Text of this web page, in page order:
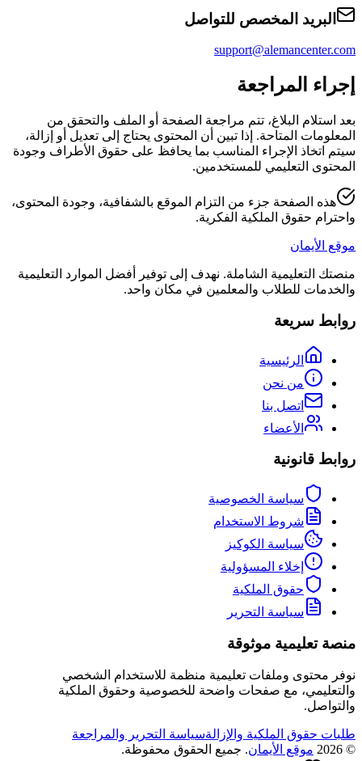
البريد المخصص للتواصل
support@alemancenter.com
إجراء المراجعة
بعد استلام البلاغ، تتم مراجعة الصفحة أو الملف والتحقق من
المعلومات المتاحة. إذا تبين أن المحتوى يحتاج إلى تعديل أو إزالة،
سيتم اتخاذ الإجراء المناسب بما يحافظ على حقوق الأطراف وجودة
المحتوى التعليمي للمستخدمين.
هذه الصفحة جزء من التزام الموقع بالشفافية، وجودة المحتوى،
واحترام حقوق الملكية الفكرية.
موقع الأيمان
منصتك التعليمية الشاملة. نهدف إلى توفير أفضل الموارد التعليمية
والخدمات للطلاب والمعلمين في مكان واحد.
روابط سريعة
الرئيسية
من نحن
اتصل بنا
الأعضاء
روابط قانونية
سياسة الخصوصية
شروط الاستخدام
سياسة الكوكيز
إخلاء المسؤولية
حقوق الملكية
سياسة التحرير
منصة تعليمية موثوقة
نوفر محتوى وملفات تعليمية منظمة للاستخدام الشخصي
والتعليمي، مع صفحات واضحة للخصوصية وحقوق الملكية
والتواصل.
طلبات حقوق الملكية والإزالةسياسة التحرير والمراجعة
©
2026 موقع الأيمان. جميع الحقوق محفوظة.